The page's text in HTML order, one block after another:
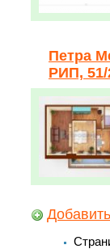
Петра
РИП, 51/